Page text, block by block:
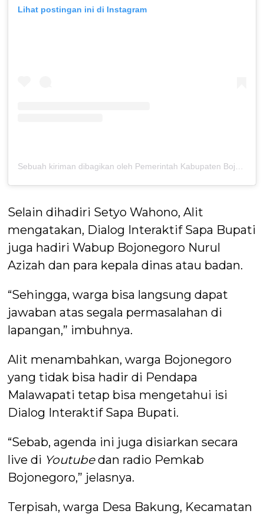
Lihat postingan ini di Instagram
Sebuah kiriman dibagikan oleh Pemerintah Kabupaten Bojonegoro (@pemkabbojonegoro)
Selain dihadiri Setyo Wahono, Alit
mengatakan, Dialog Interaktif Sapa Bupati
juga hadiri Wabup Bojonegoro Nurul
Azizah dan para kepala dinas atau badan.
“Sehingga, warga bisa langsung dapat
jawaban atas segala permasalahan di
lapangan,” imbuhnya.
Alit menambahkan, warga Bojonegoro
yang tidak bisa hadir di Pendapa
Malawapati tetap bisa mengetahui isi
Dialog Interaktif Sapa Bupati.
“Sebab, agenda ini juga disiarkan secara
live di Youtubedan radio Pemkab
Bojonegoro,” jelasnya.
Terpisah, warga Desa Bakung, Kecamatan